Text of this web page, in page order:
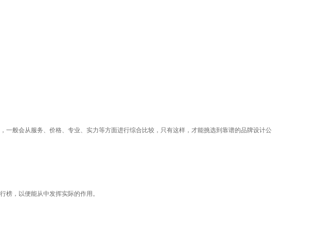
般会从服务、价格、专业、实力等方面进行综合比较，只有这样，才能挑选到靠谱的品牌设计公
榜，以便能从中发挥实际的作用。